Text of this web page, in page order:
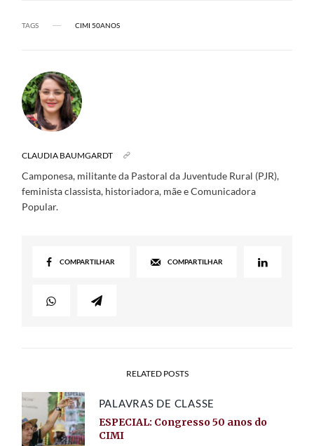
TAGS CIMI 50ANOS
CLAUDIA BAUMGARDT
Camponesa, militante da Pastoral da Juventude Rural (PJR),
feminista classista, historiadora, mãe e Comunicadora
Popular.
COMPARTILHAR COMPARTILHAR
RELATED POSTS
PALAVRAS DE CLASSE
ESPECIAL: Congresso 50 anos do
CIMI